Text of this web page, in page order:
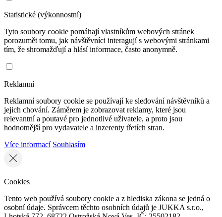
Statistické (výkonnostní)
Tyto soubory cookie pomáhají vlastníkům webových stránek
porozumět tomu, jak návštěvníci interagují s webovými stránkami
tím, že shromažďují a hlásí informace, často anonymně.
Reklamní
Reklamní soubory cookie se používají ke sledování návštěvníků a
jejich chování. Záměrem je zobrazovat reklamy, které jsou
relevantní a poutavé pro jednotlivé uživatele, a proto jsou
hodnotnější pro vydavatele a inzerenty třetích stran.
Více informací Souhlasím
Cookies
Tento web používá soubory cookie a z hlediska zákona se jedná o
osobní údaje. Správcem těchto osobních údajů je JUKKA s.r.o.,